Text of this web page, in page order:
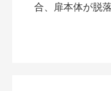
合、扉本体が脱